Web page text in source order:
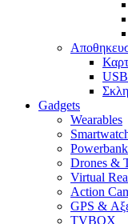
Gadgets
Wearables
Drones &
Virtual
Action
GPS &
TVBOX